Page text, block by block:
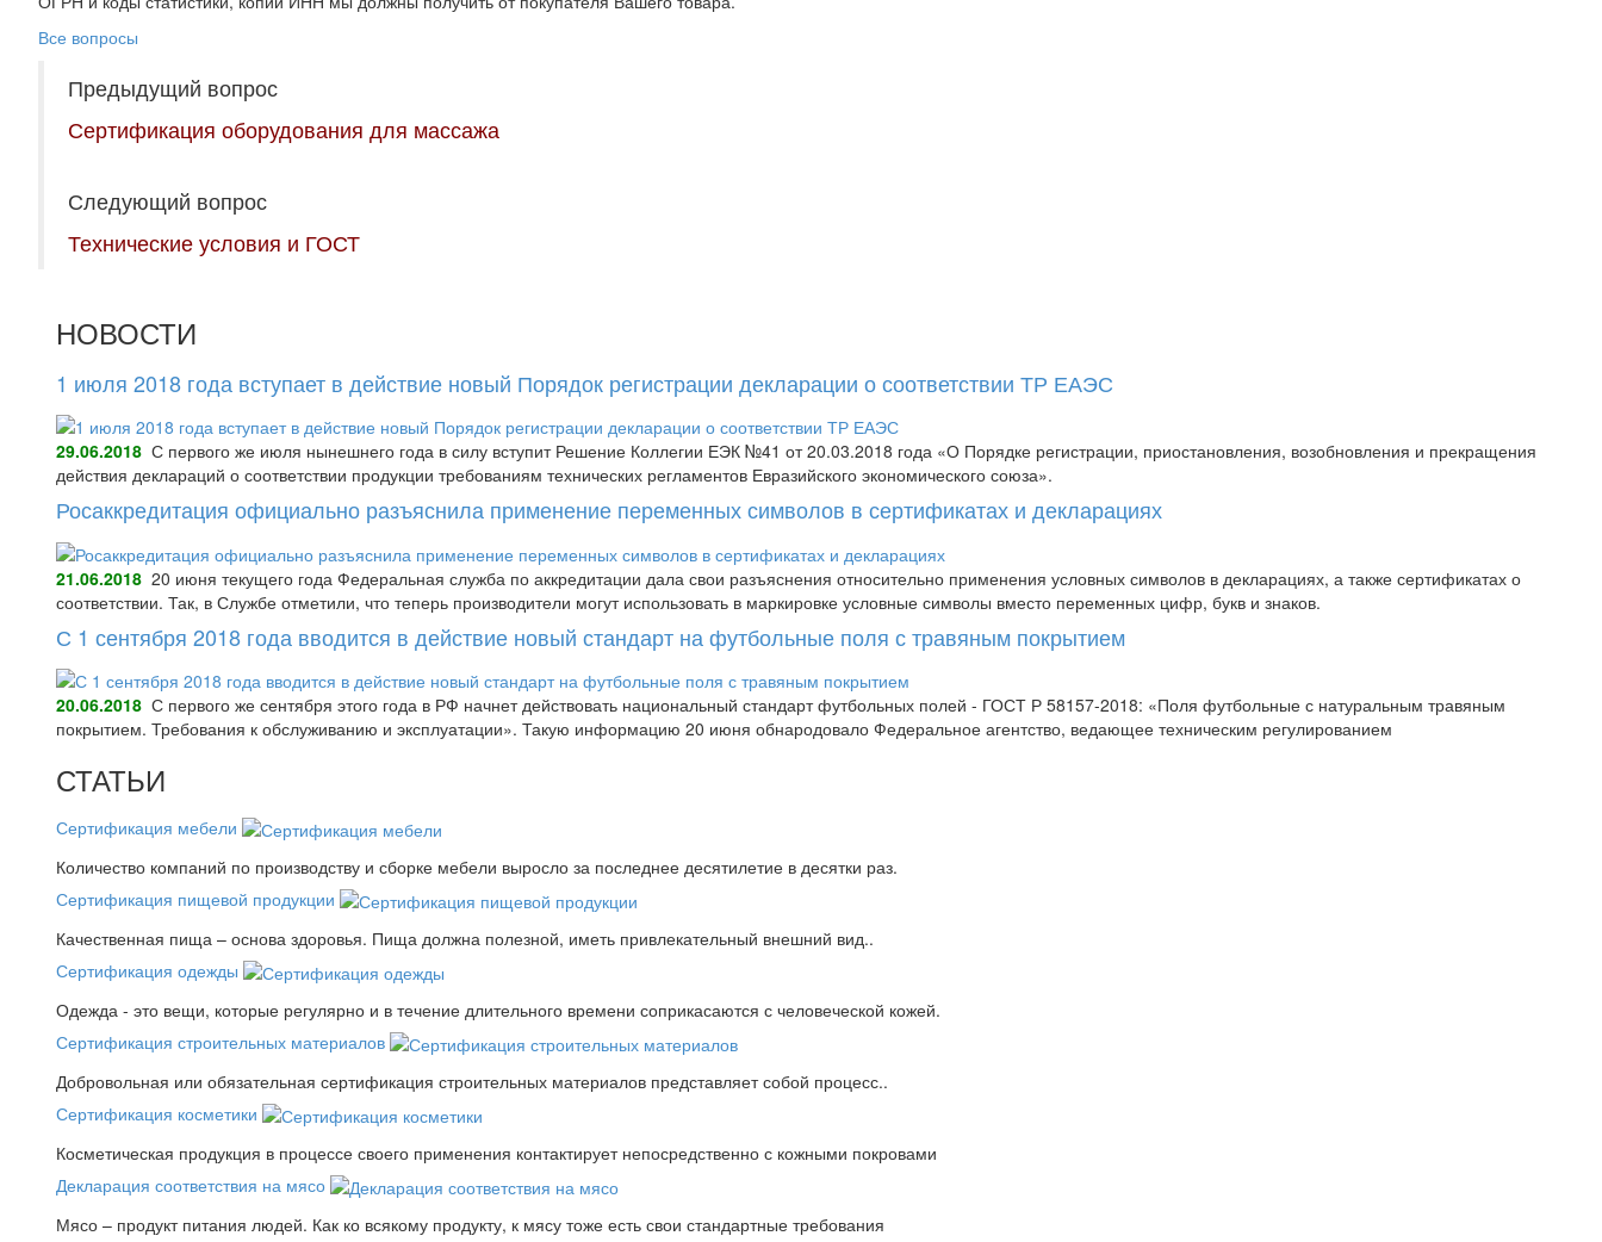
Все вопросы
Предыдущий вопрос
Сертификация оборудования для массажа
Следующий вопрос
Технические условия и ГОСТ
НОВОСТИ
1 июля 2018 года вступает в действие новый Порядок регистрации декларации о соответствии ТР ЕАЭС
29.06.2018 С первого же июля нынешнего года в силу вступит Решение Коллегии ЕЭК №41 от 20.03.2018 года «О Порядке регистрации, приостановления, возобновления и прекращения
действия деклараций о соответствии продукции требованиям технических регламентов Евразийского экономического союза».
Росаккредитация официально разъяснила применение переменных символов в сертификатах и декларациях
21.06.2018 20 июня текущего года Федеральная служба по аккредитации дала свои разъяснения относительно применения условных символов в декларациях, а также сертификатах о
соответствии. Так, в Службе отметили, что теперь производители могут использовать в маркировке условные символы вместо переменных цифр, букв и знаков.
С 1 сентября 2018 года вводится в действие новый стандарт на футбольные поля с травяным покрытием
20.06.2018 С первого же сентября этого года в РФ начнет действовать национальный стандарт футбольных полей - ГОСТ Р 58157-2018: «Поля футбольные с натуральным травяным
покрытием. Требования к обслуживанию и эксплуатации». Такую информацию 20 июня обнародовало Федеральное агентство, ведающее техническим регулированием
СТАТЬИ
Сертификация мебели
Количество компаний по производству и сборке мебели выросло за последнее десятилетие в десятки раз.
Сертификация пищевой продукции
Качественная пища – основа здоровья. Пища должна полезной, иметь привлекательный внешний вид..
Сертификация одежды
Одежда - это вещи, которые регулярно и в течение длительного времени соприкасаются с человеческой кожей.
Сертификация строительных материалов
Добровольная или обязательная сертификация строительных материалов представляет собой процесс..
Сертификация косметики
Косметическая продукция в процессе своего применения контактирует непосредственно с кожными покровами
Декларация соответствия на мясо
Мясо – продукт питания людей. Как ко всякому продукту, к мясу тоже есть свои стандартные требования